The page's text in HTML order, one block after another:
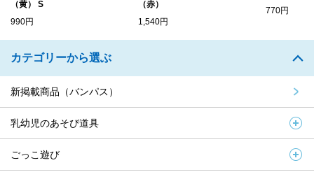
（黄） S
990円
（赤）
1,540円
770円
カテゴリーから選ぶ
新掲載商品（バンパス）
乳幼児のあそび道具
ごっこ遊び